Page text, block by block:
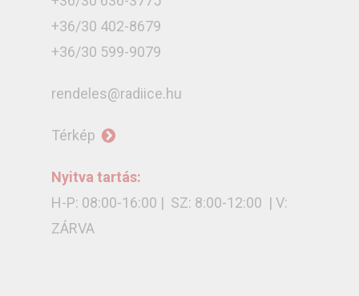
+36/30 402-8679
+36/30 599-9079
rendeles@radiice.hu
Térkép
Nyitva tartás:
H-P: 08:00-16:00 | SZ: 8:00-12:00 | V:
ZÁRVA